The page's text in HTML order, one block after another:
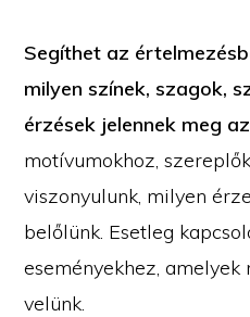
Segíthet az
milyen színek, szagok,
érzések jelennek meg
motívumokhoz,
viszonyulunk, milyen
belőlünk. Esetleg
eseményekhez,
velünk.